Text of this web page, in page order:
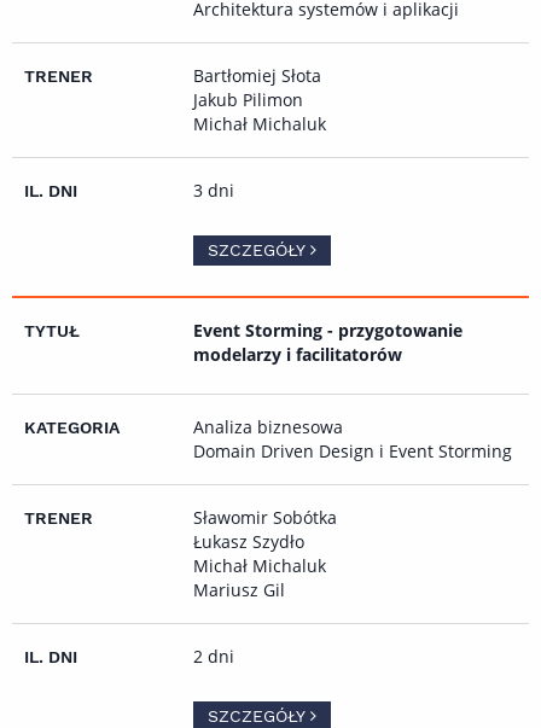
Architektura systemów i aplikacji
Bartłomiej Słota
Jakub Pilimon
Michał Michaluk
3 dni
SZCZEGÓŁY
Event Storming - przygotowanie
modelarzy i facilitatorów
Analiza biznesowa
Domain Driven Design i Event Storming
Sławomir Sobótka
Łukasz Szydło
Michał Michaluk
Mariusz Gil
2 dni
SZCZEGÓŁY